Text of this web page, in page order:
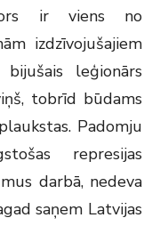
ir viens no
izdzīvojušajiem
leģionārs
tobrīd būdams
Padomju
represijas
darbā, nedeva
saņem Latvijas